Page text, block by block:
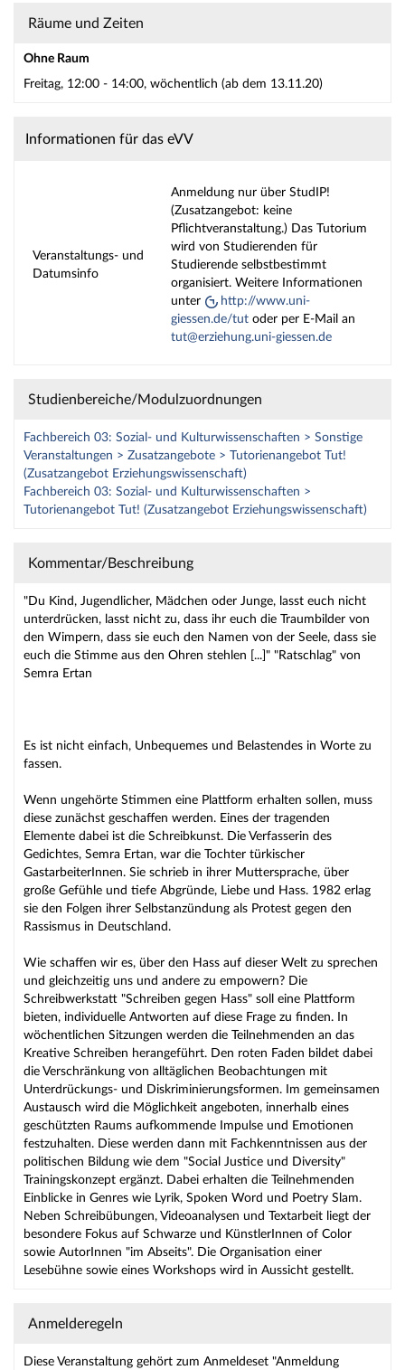
Räume und Zeiten
Ohne Raum
Freitag, 12:00 - 14:00, wöchentlich (ab dem 13.11.20)
Informationen für das eVV
Veranstaltungs- und
Datumsinfo
Anmeldung nur über StudIP!
(Zusatzangebot: keine
Pflichtveranstaltung.) Das Tutorium
wird von Studierenden für
Studierende selbstbestimmt
organisiert. Weitere Informationen
unter
http://www.uni-
giessen.de/tut oder per E-Mail an
tut@erziehung.uni-giessen.de
Studienbereiche/Modulzuordnungen
Fachbereich 03: Sozial- und Kulturwissenschaften > Sonstige
Veranstaltungen > Zusatzangebote > Tutorienangebot Tut!
(Zusatzangebot Erziehungswissenschaft)
Fachbereich 03: Sozial- und Kulturwissenschaften >
Tutorienangebot Tut! (Zusatzangebot Erziehungswissenschaft)
Kommentar/Beschreibung
"Du Kind, Jugendlicher, Mädchen oder Junge, lasst euch nicht
unterdrücken, lasst nicht zu, dass ihr euch die Traumbilder von
den Wimpern, dass sie euch den Namen von der Seele, dass sie
euch die Stimme aus den Ohren stehlen [...]" "Ratschlag" von
Semra Ertan
Es ist nicht einfach, Unbequemes und Belastendes in Worte zu
fassen.
Wenn ungehörte Stimmen eine Plattform erhalten sollen, muss
diese zunächst geschaffen werden. Eines der tragenden
Elemente dabei ist die Schreibkunst. Die Verfasserin des
Gedichtes, Semra Ertan, war die Tochter türkischer
GastarbeiterInnen. Sie schrieb in ihrer Muttersprache, über
große Gefühle und tiefe Abgründe, Liebe und Hass. 1982 erlag
sie den Folgen ihrer Selbstanzündung als Protest gegen den
Rassismus in Deutschland.
Wie schaffen wir es, über den Hass auf dieser Welt zu sprechen
und gleichzeitig uns und andere zu empowern? Die
Schreibwerkstatt "Schreiben gegen Hass" soll eine Plattform
bieten, individuelle Antworten auf diese Frage zu finden. In
wöchentlichen Sitzungen werden die Teilnehmenden an das
Kreative Schreiben herangeführt. Den roten Faden bildet dabei
die Verschränkung von alltäglichen Beobachtungen mit
Unterdrückungs- und Diskriminierungsformen. Im gemeinsamen
Austausch wird die Möglichkeit angeboten, innerhalb eines
geschützten Raums aufkommende Impulse und Emotionen
festzuhalten. Diese werden dann mit Fachkenntnissen aus der
politischen Bildung wie dem "Social Justice und Diversity"
Trainingskonzept ergänzt. Dabei erhalten die Teilnehmenden
Einblicke in Genres wie Lyrik, Spoken Word und Poetry Slam.
Neben Schreibübungen, Videoanalysen und Textarbeit liegt der
besondere Fokus auf Schwarze und KünstlerInnen of Color
sowie AutorInnen "im Abseits". Die Organisation einer
Lesebühne sowie eines Workshops wird in Aussicht gestellt.
Anmelderegeln
Diese Veranstaltung gehört zum Anmeldeset "Anmeldung